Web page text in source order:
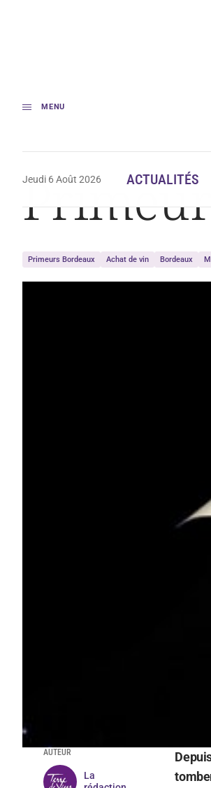
MENU
Jeudi 6 Août 2026 ACTUALITÉS
Accueil Primeurs 2013 : le point sur les prix
Primeurs Bordeaux Achat de vin Bordeaux
AUTEUR
La